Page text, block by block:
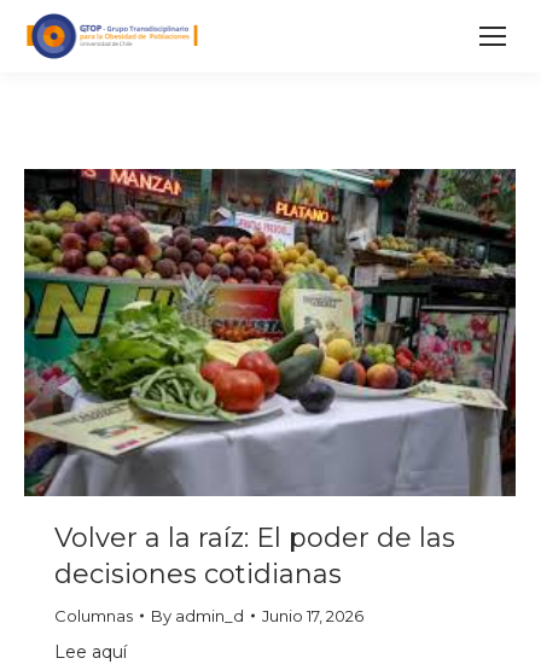
Volver a la raíz: El poder de las
decisiones cotidianas
Columnas By admin_d Junio 17, 2026
Lee aquí